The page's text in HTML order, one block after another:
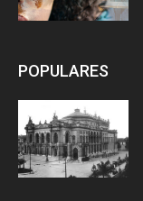
POPULARES